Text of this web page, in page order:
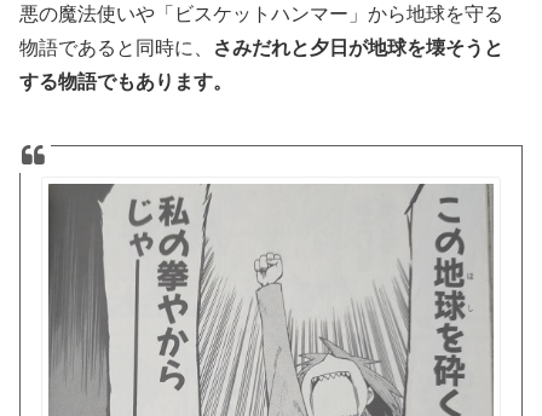
悪の魔法使いや「ビスケットハンマー」から地球を守る
物語であると同時に、 さみだれと夕日が地球を壊そうと
する物語でもあります。